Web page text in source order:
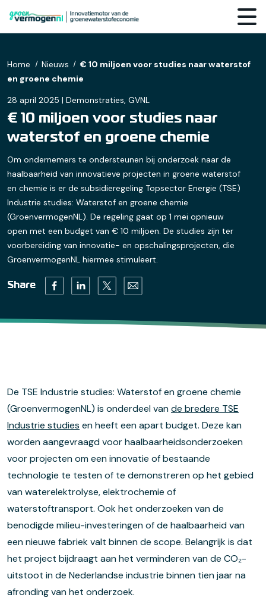
Home Nieuws
€ 10 miljoen voor studies naar waterstof
en groene chemie
28 april 2025 | Demonstraties, GVNL
€ 10 miljoen voor studies naar
waterstof en groene chemie
Om ondernemers te ondersteunen bij onderzoek naar de
haalbaarheid van innovatieve projecten in groene waterstof
en chemie is er de subsidieregeling Topsector Energie (TSE)
Industrie studies: Waterstof en groene chemie
(GroenvermogenNL). De regeling gaat op 1 mei opnieuw
open met een budget van € 10 miljoen. De studies zijn ter
voorbereiding van innovatie- en opschalingsprojecten, die
GroenvermogenNL hiermee stimuleert.
Share Facebook (opens in a new tab)
Linkedin (opens in a new tab)
Twitter (opens in a new tab)
Email (opens default email
De TSE Industrie studies: Waterstof en groene chemie
(GroenvermogenNL) is onderdeel vande bredere TSE
Industrie studies en heeft een apart budget. Deze kan
worden aangevraagd voor haalbaarheidsonderzoeken
voor projecten om een innovatie of bestaande
technologie te testen of te demonstreren op het gebied
van waterelektrolyse, elektrochemie of
waterstoftransport. Ook het onderzoeken van de
benodigde milieu-investeringen of de haalbaarheid van
een nieuwe fabriek valt binnen de scope. Belangrijk is dat
het project bijdraagt aan het verminderen van de CO₂-
uitstoot in de Nederlandse industrie binnen tien jaar na
afronding van het onderzoek.